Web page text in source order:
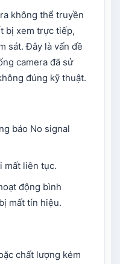
không thể truyền
bị xem trực tiếp,
sát. Đây là vấn đề
camera đã sử
đúng kỹ thuật.
báo No signal
mất liên tục.
động bình
mất tín hiệu.
chất lượng kém